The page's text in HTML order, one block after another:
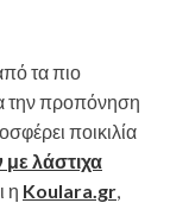
τα πιο
την προπόνηση
ποικιλία
με λάστιχα
η Koulara.gr,